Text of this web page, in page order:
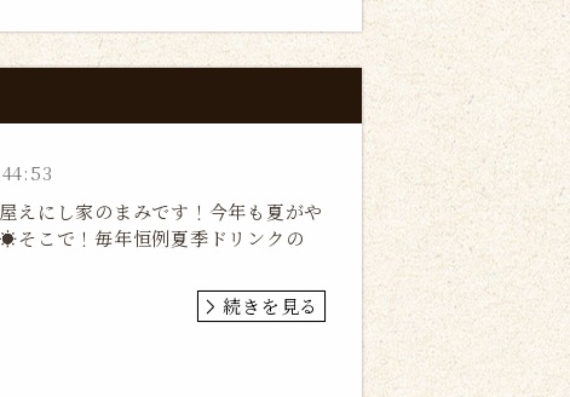
えにし家のまみです！今年も夏がや
そこで！毎年恒例夏季ドリンクの
続きを見る